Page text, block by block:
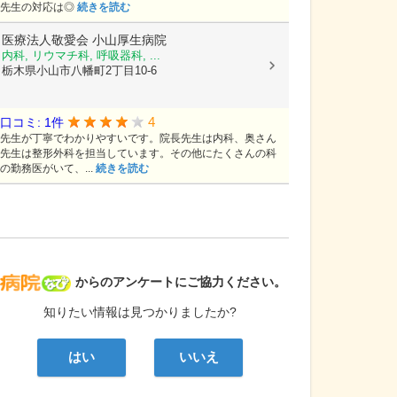
病院なび
からのアンケートにご協力ください。
知りたい情報は見つかりましたか?
はい いいえ
先生の対応は◎ 続きを読む
医療法人敬愛会 小山厚生病院
内科, リウマチ科, 呼吸器科, ...
栃木県小山市八幡町2丁目10-6
口コミ: 1件 4
先生が丁寧でわかりやすいです。院長先生は内科、奥さん
先生は整形外科を担当しています。その他にたくさんの科
の勤務医がいて、... 続きを読む